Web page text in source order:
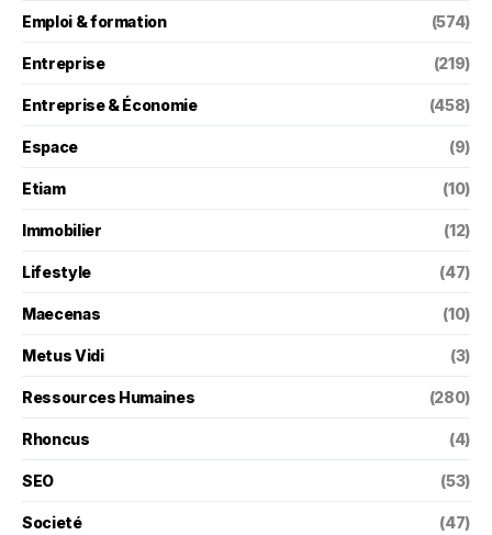
Emploi & formation (574)
Entreprise (219)
Entreprise & Économie (458)
Espace (9)
Etiam (10)
Immobilier (12)
Lifestyle (47)
Maecenas (10)
Metus Vidi (3)
Ressources Humaines (280)
Rhoncus (4)
SEO (53)
Societé (47)